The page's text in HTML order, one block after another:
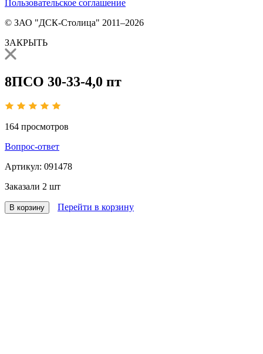
Пользовательское соглашение
© ЗАО "ДСК-Столица" 2011–2026
ЗАКРЫТЬ
8ПСО 30-33-4,0 пт
164 просмотров
Вопрос-ответ
Артикул: 091478
Заказали 2 шт
В корзину Перейти в корзину